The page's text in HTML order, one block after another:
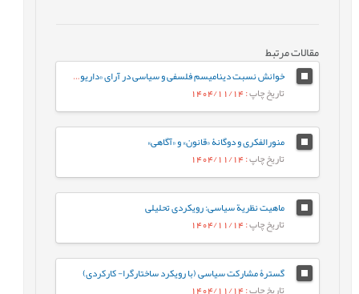
مقالات مرتبط
خوانش نسبت ديناميسم فلسفی و سیاسی در آرای «داريوش شايگان»
تاریخ چاپ: 1404/11/14
منورالفکری و دوگانۀ «قانون» و «آگاهی»
تاریخ چاپ: 1404/11/14
ماهیت نظریة سیاسی: رویکردی تحلیلی
تاریخ چاپ: 1404/11/14
گسترۀ مشارکت سیاسی (با رویکرد ساختارگرا- کارکردی)
تاریخ چاپ: 1404/11/14